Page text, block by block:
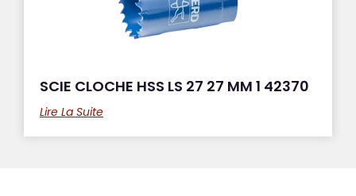
SCIE CLOCHE HSS LS 27 27 MM 1 42370
Lire La Suite